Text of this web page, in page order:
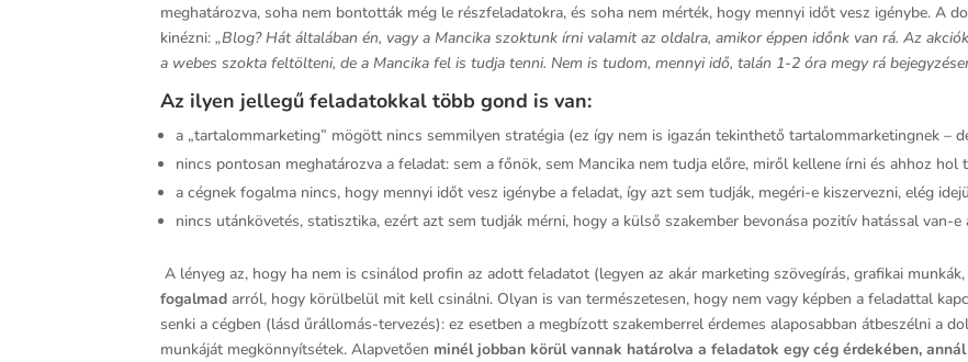
meghatározva, soha nem bontották még le részfeladatokra, és soha nem mérték, hogy mennyi időt vesz igénybe. A
kinézni:„Blog? Hát általában én, vagy a Mancika szoktunk írni valamit az oldalra, amikor éppen időnk van rá. Az
a webes szokta feltölteni, de a Mancika fel is tudja tenni. Nem is tudom, mennyi idő, talán 1-2 óra megy rá
Az ilyen jellegű feladatokkal több gond is van:
a „tartalommarketing” mögött nincs semmilyen stratégia (ez így nem is igazán tekinthető tartalommarketingnek –
nincs pontosan meghatározva a feladat: sem a főnök, sem Mancika nem tudja előre, miről kellene írni és ahhoz hol
a cégnek fogalma nincs, hogy mennyi időt vesz igénybe a feladat, így azt sem tudják, megéri-e kiszervezni, elég
nincs utánkövetés, statisztika, ezért azt sem tudják mérni, hogy a külső szakember bevonása pozitív hatással van-e
A lényeg az, hogy ha nem is csinálod profin az adott feladatot (legyen az akár marketing szövegírás, grafikai
fogalmad arról, hogy körülbelül mit kell csinálni. Olyan is van természetesen, hogy nem vagy képben a feladattal
senki a cégben (lásd űrállomás-tervezés): ez esetben a megbízott szakemberrel érdemes alaposabban átbeszélni a
munkáját megkönnyítsétek. Alapvetően minél jobban körül vannak határolva a feladatok egy cég érdekében,